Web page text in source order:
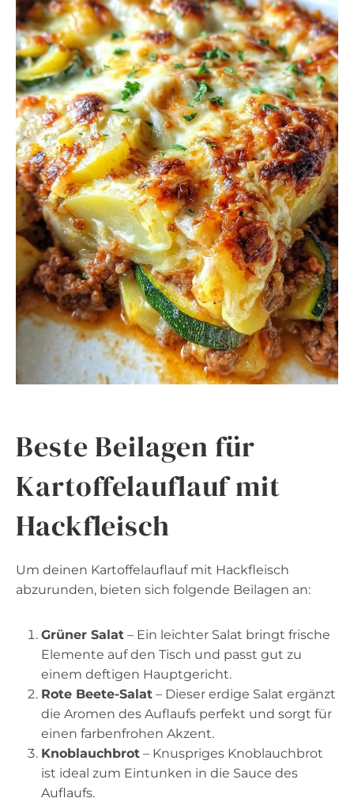
Beste Beilagen für
Kartoffelauflauf mit
Hackfleisch
Um deinen Kartoffelauflauf mit Hackfleisch
abzurunden, bieten sich folgende Beilagen an:
Grüner Salat – Ein leichter Salat bringt frische
Elemente auf den Tisch und passt gut zu
einem deftigen Hauptgericht.
Rote Beete-Salat – Dieser erdige Salat ergänzt
die Aromen des Auflaufs perfekt und sorgt für
einen farbenfrohen Akzent.
Knoblauchbrot – Knuspriges Knoblauchbrot
ist ideal zum Eintunken in die Sauce des
Auflaufs.